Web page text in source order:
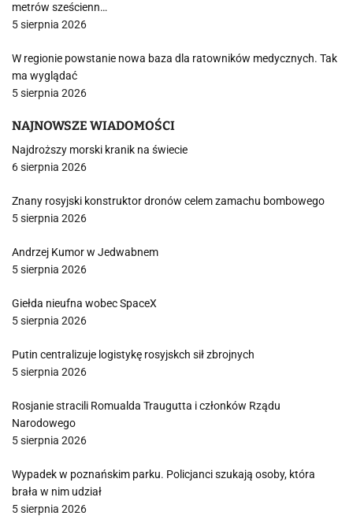
metrów sześcienn…
5 sierpnia 2026
W regionie powstanie nowa baza dla ratowników medycznych. Tak
ma wyglądać
5 sierpnia 2026
NAJNOWSZE WIADOMOŚCI
Najdroższy morski kranik na świecie
6 sierpnia 2026
Znany rosyjski konstruktor dronów celem zamachu bombowego
5 sierpnia 2026
Andrzej Kumor w Jedwabnem
5 sierpnia 2026
Giełda nieufna wobec SpaceX
5 sierpnia 2026
Putin centralizuje logistykę rosyjskch sił zbrojnych
5 sierpnia 2026
Rosjanie stracili Romualda Traugutta i członków Rządu
Narodowego
5 sierpnia 2026
Wypadek w poznańskim parku. Policjanci szukają osoby, która
brała w nim udział
5 sierpnia 2026